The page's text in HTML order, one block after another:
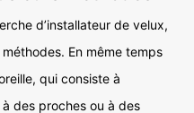
d’installateur de velux,
En même temps
qui consiste à
des proches ou à des